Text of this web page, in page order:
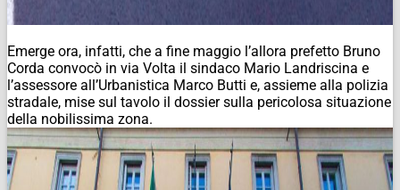
Emerge ora, infatti, che a fine maggio l’allora prefetto Bruno
Corda convocò in via Volta il sindaco Mario Landriscina e
l’assessore all’Urbanistica Marco Butti e, assieme alla polizia
stradale, mise sul tavolo il dossier sulla pericolosa situazione
della nobilissima zona.